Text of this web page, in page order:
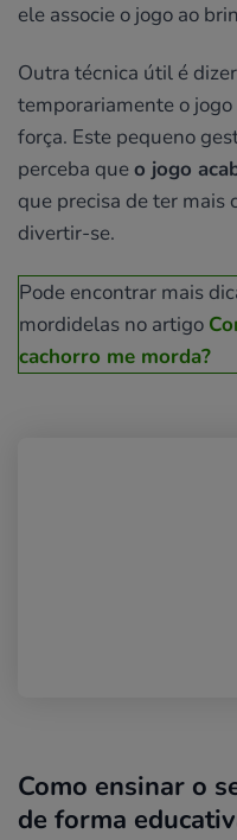
ele associe o jogo ao
Outra técnica útil é
temporariamente o
força. Este pequeno
perceba queo jogo
que precisa de ter mais
divertir-se.
Pode encontrar mais
mordidelas no artigo
cachorro me morda?
Como ensinar o
de forma